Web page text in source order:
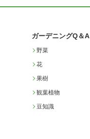
ガーデニングQ＆A
野菜
花
果樹
観葉植物
豆知識